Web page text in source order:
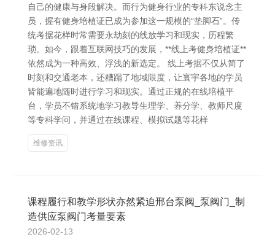
自己的健康与身段解决。而行为健身行业的专科东说念主
员，握有健身培植证已成为参加这一规模的“垫脚石”。传
统考据花样时常需要永劫刻的线放学习和现实，历程繁
琐。如今，跟着互联网技巧的发展，**线上考健身培植证**
依然成为一种高效、浮浅的新选定。 线上考据不仅从简了
时刻和交通老本，还糟蹋了地域限度，让寰宇各地的学员
皆能遍地随时进行学习和现实。通过正规的在线培植平
台，学员不错系统地学习教导生理学、养分学、教师尺度
等专科学问，并通过在线课程、模拟试题等花样
维修资讯
课程履行和教学形状亦然紧迫邢台泵阀_泵阀门_制
造供应泵阀门考量要素
2026-02-13